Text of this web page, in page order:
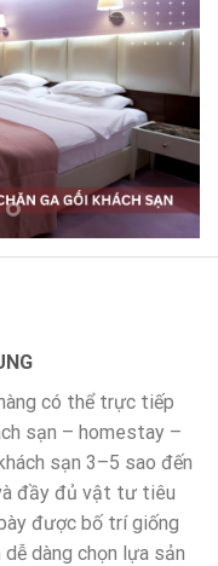
có thể trực tiếp
sạn – homestay –
sạn 3–5 sao đến
đầy đủ vật tư tiêu
được bố trí giống
dàng chọn lựa sản